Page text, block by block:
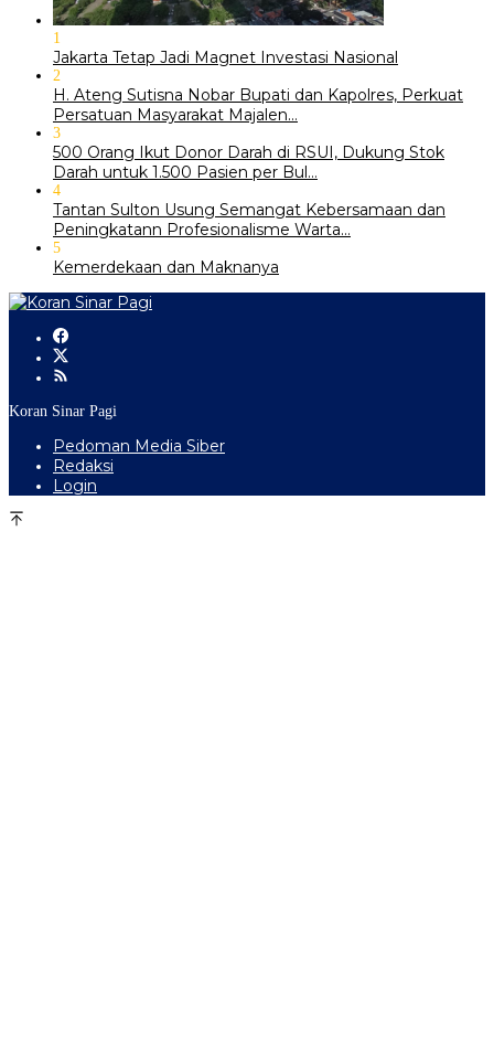
1
Jakarta Tetap Jadi Magnet Investasi Nasional
2
H. Ateng Sutisna Nobar Bupati dan Kapolres, Perkuat
Persatuan Masyarakat Majalen…
3
500 Orang Ikut Donor Darah di RSUI, Dukung Stok
Darah untuk 1.500 Pasien per Bul…
4
‎Tantan Sulton Usung Semangat Kebersamaan dan
Peningkatann Profesionalisme Warta…
5
Kemerdekaan dan Maknanya
Koran Sinar Pagi
Pedoman Media Siber
Redaksi
Login